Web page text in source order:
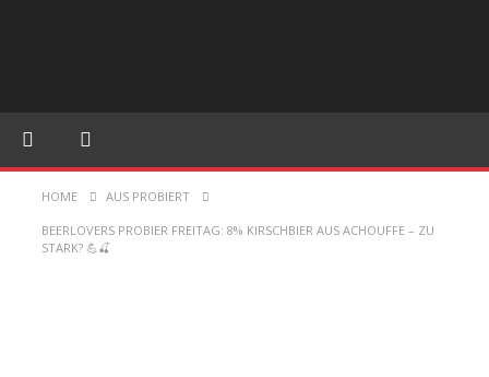
HOME AUS PROBIERT
BEERLOVERS PROBIER FREITAG: 8% KIRSCHBIER AUS ACHOUFFE – ZU
STARK? 💪🍒